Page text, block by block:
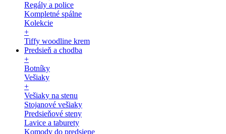
Regály a police
Kompletné spálne
Kolekcie
+
Tiffy woodline krem
Predsieň a chodba
+
Botníky
Vešiaky
+
Vešiaky na stenu
Stojanové vešiaky
Predsieňové steny
Lavice a taburety
Komody do predsiene